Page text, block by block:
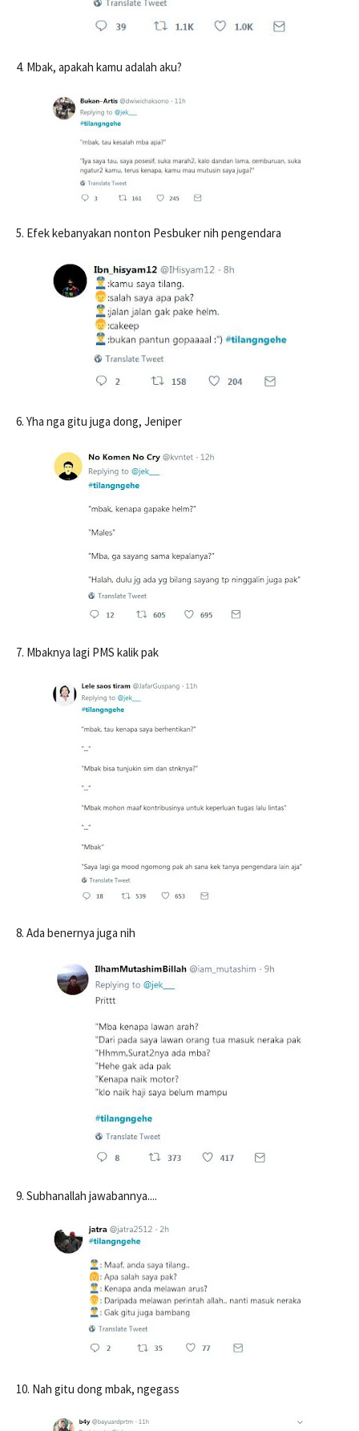
4. Mbak, apakah kamu adalah aku?
5. Efek kebanyakan nonton Pesbuker nih pengendara
6. Yha nga gitu juga dong, Jeniper
7. Mbaknya lagi PMS kalik pak
8. Ada benernya juga nih
9. Subhanallah jawabannya....
10. Nah gitu dong mbak, ngegass